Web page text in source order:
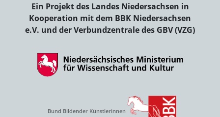
Ein Projekt des Landes Niedersachsen in
Kooperation mit dem BBK Niedersachsen
e.V. und der Verbundzentrale des GBV (VZG)
Bund Bildender Künstlerinnen